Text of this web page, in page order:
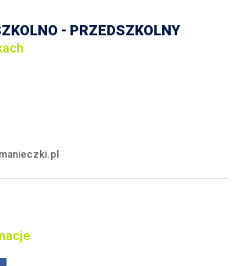
- PRZEDSZKOLNY